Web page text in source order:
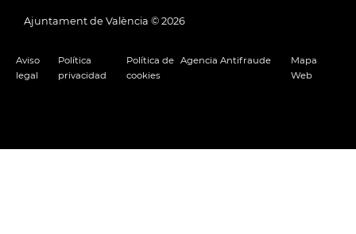
Ajuntament de València © 2026
Aviso
legal
Política
privacidad
Política de
cookies
Agencia Antifraude
Mapa
Web